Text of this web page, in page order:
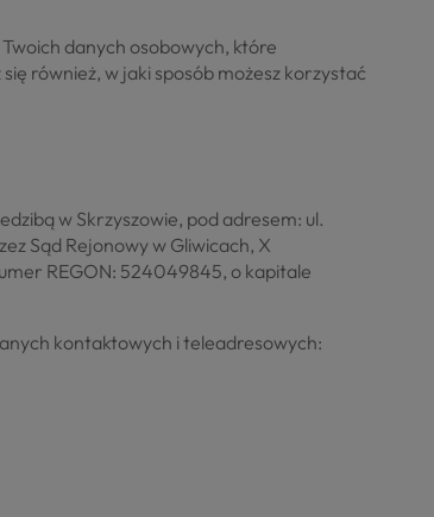
danych osobowych, które
również, w jaki sposób możesz korzystać
w Skrzyszowie, pod adresem: ul.
Sąd Rejonowy w Gliwicach, X
REGON: 524049845, o kapitale
kontaktowych i teleadresowych: